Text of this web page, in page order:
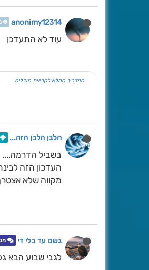
anonimy12314
❄️
עוד לא התעדכן
המדריך המלא לקריאת מודלים
הלבן הלבן הזה...
בשביל הדרמה....
העדכון הזה
מקווה שלא
גשם עד בלי די
לגבי שבוע הבא